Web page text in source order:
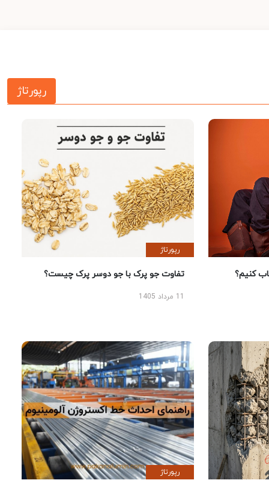
رپورتاژ
کنیم؟
رپورتاژ
تفاوت جو پرک با جو دوسر پرک چیست؟
رپورتاژ